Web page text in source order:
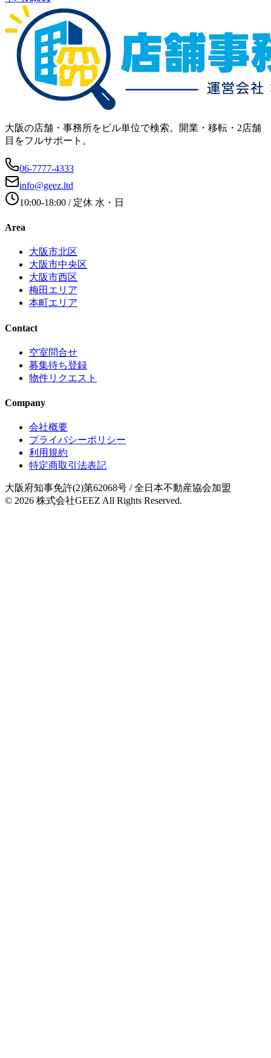
大阪の店舗・事務所をビル単位で検索。開業・移転・2店舗
目をフルサポート。
06-7777-4333
info@geez.ltd
10:00-18:00 / 定休 水・日
Area
大阪市北区
大阪市中央区
大阪市西区
梅田エリア
本町エリア
Contact
空室問合せ
募集待ち登録
物件リクエスト
Company
会社概要
プライバシーポリシー
利用規約
特定商取引法表記
大阪府知事免許(2)第62068号 / 全日本不動産協会加盟
© 2026 株式会社GEEZ All Rights Reserved.